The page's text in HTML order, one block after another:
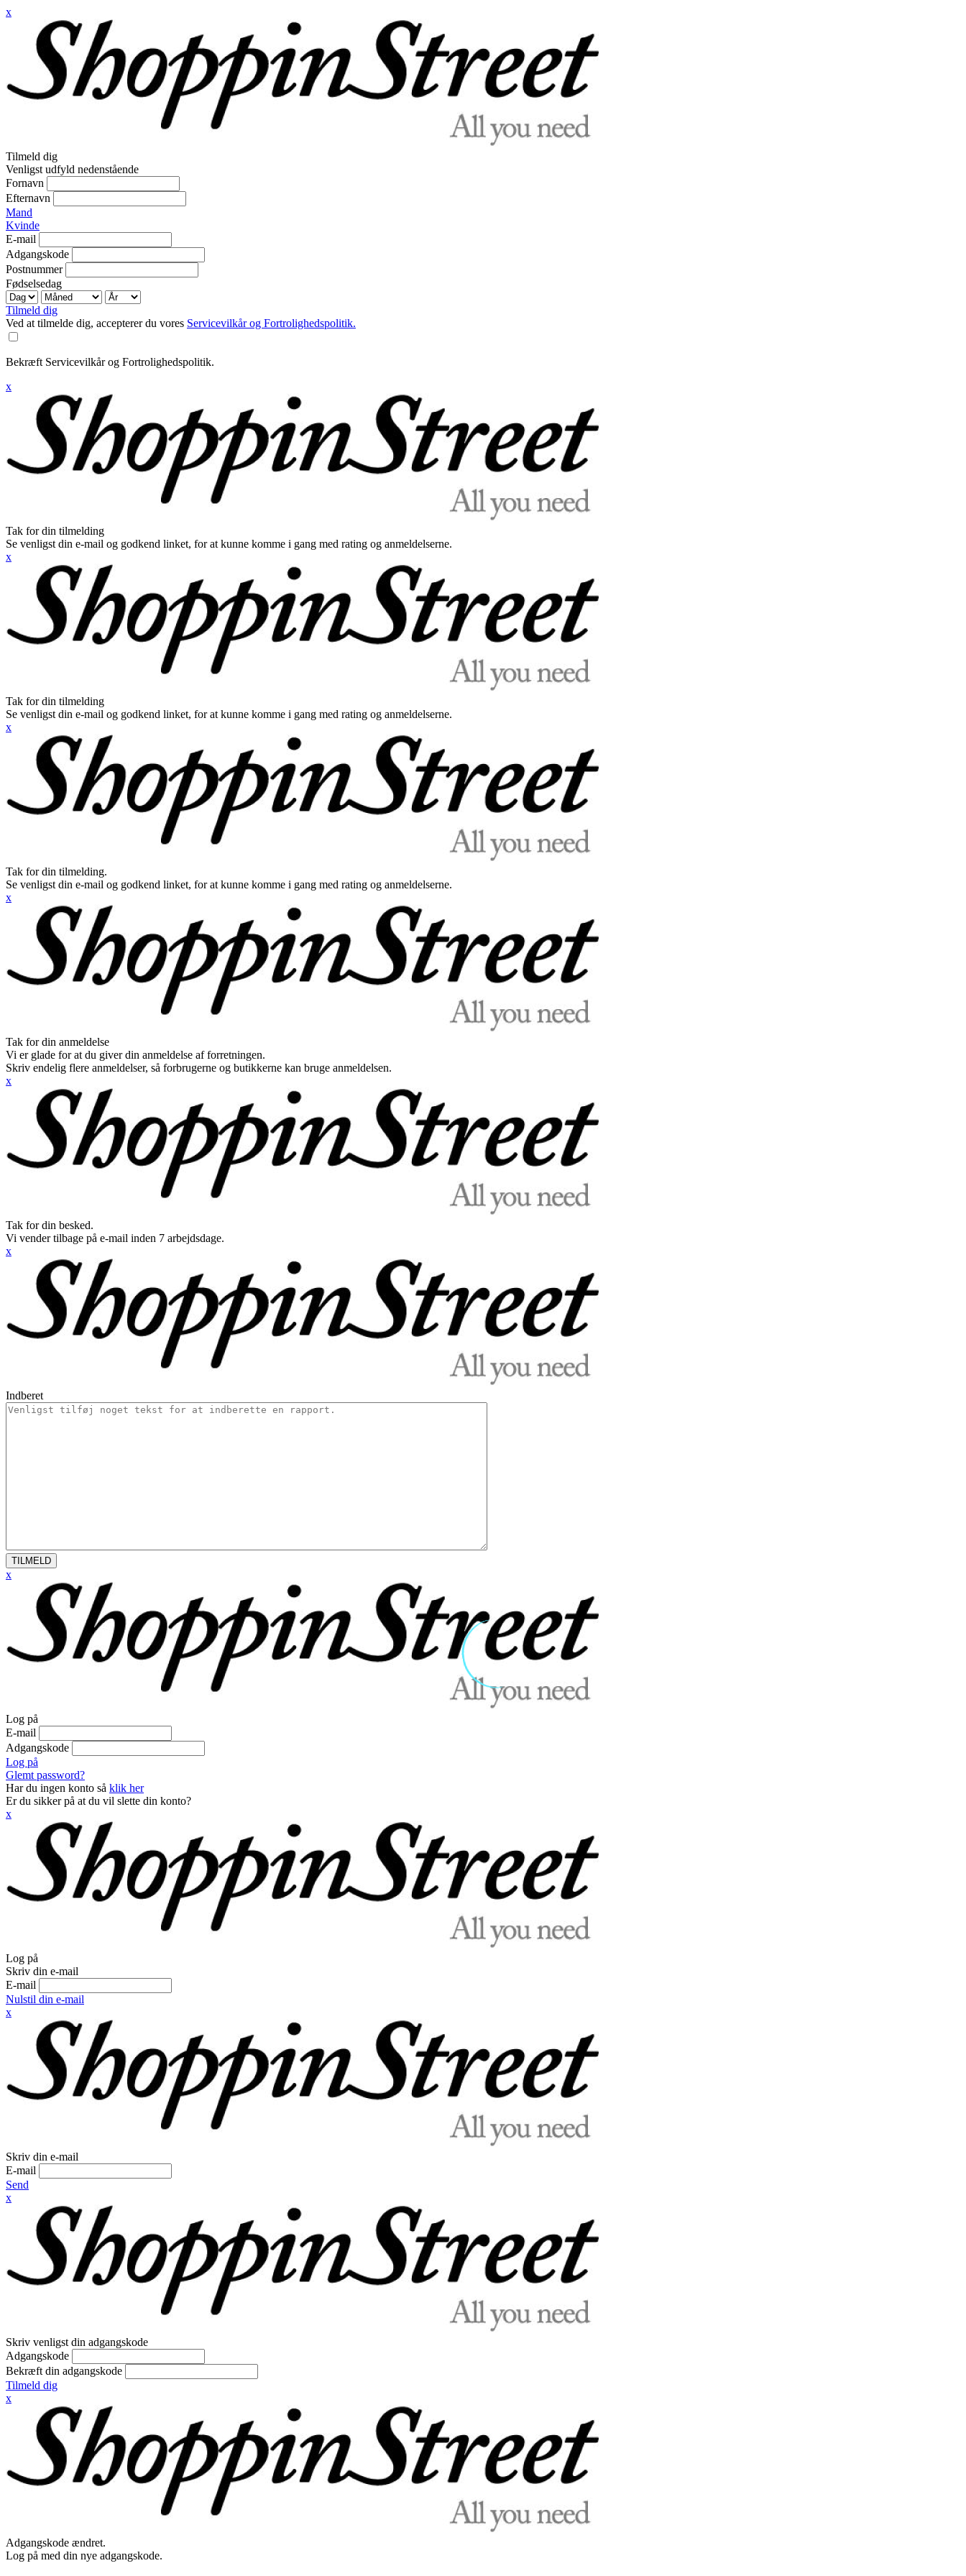
x
Tilmeld dig
Venligst udfyld nedenstående
Fornavn
Efternavn
Mand
Kvinde
E-mail
Adgangskode
Postnummer
Fødselsedag
Tilmeld dig
Ved at tilmelde dig, accepterer du vores Servicevilkår og Fortrolighedspolitik.
Bekræft Servicevilkår og Fortrolighedspolitik.
x
Tak for din tilmelding
Se venligst din e-mail og godkend linket, for at kunne komme i gang med rating og anmeldelserne.
x
Tak for din tilmelding
Se venligst din e-mail og godkend linket, for at kunne komme i gang med rating og anmeldelserne.
x
Tak for din tilmelding.
Se venligst din e-mail og godkend linket, for at kunne komme i gang med rating og anmeldelserne.
x
Tak for din anmeldelse
Vi er glade for at du giver din anmeldelse af forretningen.
Skriv endelig flere anmeldelser, så forbrugerne og butikkerne kan bruge anmeldelsen.
x
Tak for din besked.
Vi vender tilbage på e-mail inden 7 arbejdsdage.
x
Indberet
TILMELD
x
Log på
E-mail
Adgangskode
Log på
Glemt password?
Har du ingen konto så klik her
Er du sikker på at du vil slette din konto?
x
Log på
Skriv din e-mail
E-mail
Nulstil din e-mail
x
Skriv din e-mail
E-mail
Send
x
Skriv venligst din adgangskode
Adgangskode
Bekræft din adgangskode
Tilmeld dig
x
Adgangskode ændret.
Log på med din nye adgangskode.